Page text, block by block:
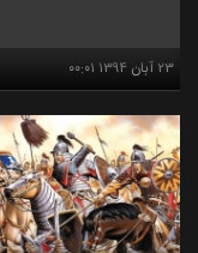
۲۳ آبان ۱۳۹۴ ۰۰:۰۱